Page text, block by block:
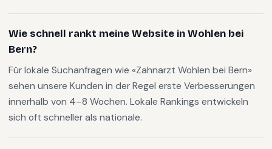
Wie schnell rankt meine Website in Wohlen bei
Bern?
Für lokale Suchanfragen wie «Zahnarzt Wohlen bei Bern»
sehen unsere Kunden in der Regel erste Verbesserungen
innerhalb von 4–8 Wochen. Lokale Rankings entwickeln
sich oft schneller als nationale.